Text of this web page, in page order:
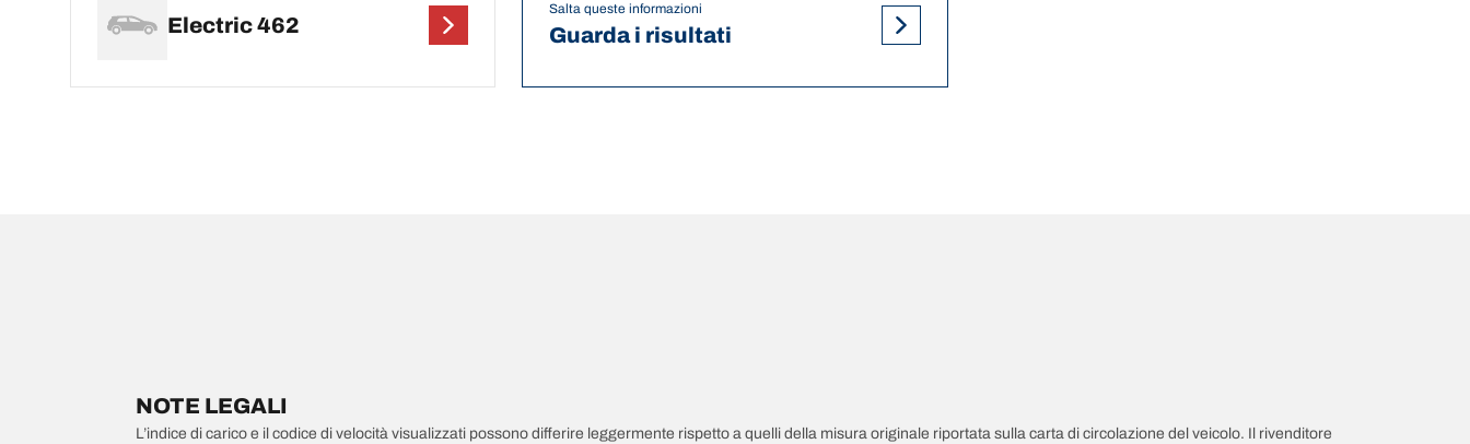
Electric 462
Salta queste informazioni
Guarda i risultati
NOTE LEGALI
L’indice di carico e il codice di velocità visualizzati possono differire leggermente rispetto a quelli della misura originale riportata sulla carta di circolazione del veicolo. Il rivenditore